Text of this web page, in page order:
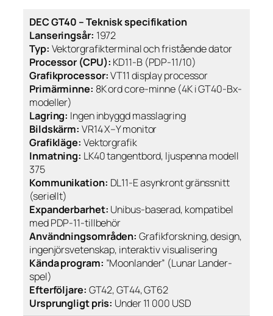
DEC GT40 – Teknisk specifikation
Lanseringsår: 1972
Typ: Vektorgrafikterminal och fristående dator
Processor (CPU): KD11-B (PDP-11/10)
Grafikprocessor:VT11 display processor
Primärminne: 8K ord core-minne (4K i GT40-Bx-
modeller)
Lagring: Ingen inbyggd masslagring
Bildskärm: VR14 X–Y monitor
Grafikläge: Vektorgrafik
Inmatning: LK40 tangentbord, ljuspenna modell
375
Kommunikation: DL11-E asynkront gränssnitt
(seriellt)
Expanderbarhet: Unibus-baserad, kompatibel
med PDP-11-tillbehör
Användningsområden: Grafikforskning, design,
ingenjörsvetenskap, interaktiv visualisering
Kända program: ”Moonlander” (Lunar Lander-
spel)
Efterföljare: GT42, GT44, GT62
Ursprungligt pris: Under 11 000 USD